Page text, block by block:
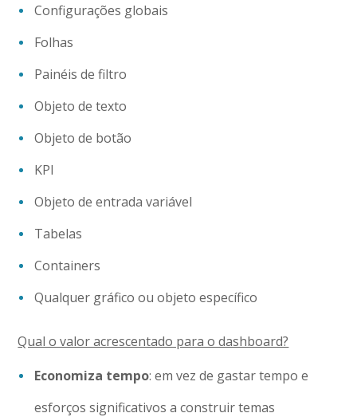
Configurações globais
Folhas
Painéis de filtro
Objeto de texto
Objeto de botão
KPI
Objeto de entrada variável
Tabelas
Containers
Qualquer gráfico ou objeto específico
Qual o valor acrescentado para o dashboard?
Economiza tempo: em vez de gastar tempo e
esforços significativos a construir temas